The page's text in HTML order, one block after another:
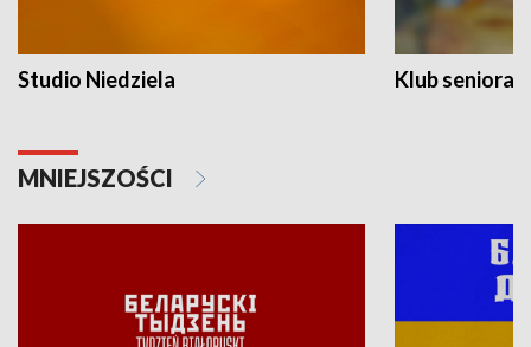
Studio Niedziela Klub seniora
MNIEJSZOŚCI